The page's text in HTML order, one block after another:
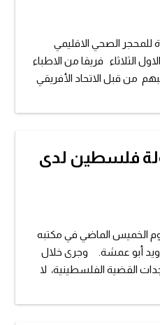
للمحجر الصحي الاقليمي
الثلاثاء فريقا من الاطباء
من قبل الاتحاد الأفريقي
فلسطين لدى
الخميس الماضي في مكتبه
رويد أبو عمشة. وجرى خلال
القضية الفلسطينية، لا